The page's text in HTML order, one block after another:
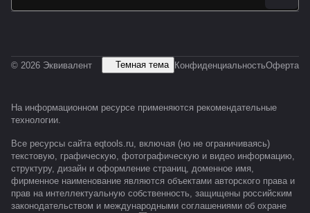
© 2026 Эквивалент Темная тема КонфиденциальностьОферта
На информационном ресурсе применяются рекомендательные
технологии.
Все ресурсы сайта eqtools.ru, включая (но не ограничиваясь)
текстовую, графическую, фотографическую и видео информацию,
структуру, дизайн и оформление страниц, доменное имя,
фирменное наименование являются объектами авторского права и
прав на интеллектуальную собственность, защищены российским
законодательством и международными соглашениями об охране